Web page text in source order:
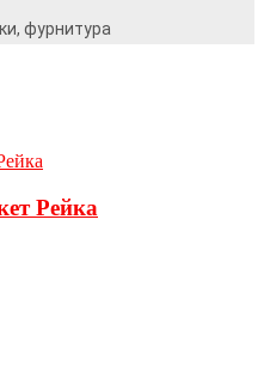
фурнитура
Рейка